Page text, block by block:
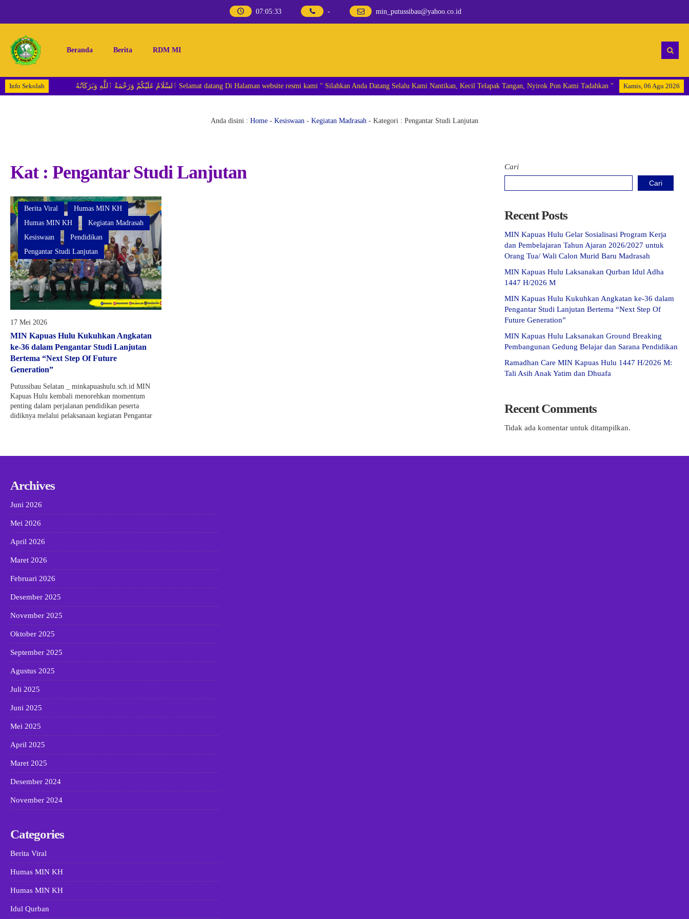
07:05:34 - min_putussibau@yahoo.co.id
Beranda Berita RDM MI
Info Sekolah Kamis, 06 Agu 2026 ٱلسَّلَامُ عَلَيْكُمْ وَرَحْمَةُ ٱللَّٰهِ وَبَرَكَاتُهُ Selamat datang Di Halaman website resmi kami " Silahkan Anda Datang Selalu Kami Nantikan, Kecil Telapak Tangan, Nyirok Pon Kami Tadahkan "
Anda disini : Home - Kesiswaan - Kegiatan Madrasah - Kategori : Pengantar Studi Lanjutan
Kat : Pengantar Studi Lanjutan
Berita Viral
Humas MIN KH
Humas MIN KH
Kegiatan Madrasah
Kesiswaan
Pendidikan
Pengantar Studi Lanjutan
17 Mei 2026
MIN Kapuas Hulu Kukuhkan Angkatan
ke-36 dalam Pengantar Studi Lanjutan
Bertema “Next Step Of Future
Generation”
Putussibau Selatan _ minkapuashulu.sch.id MIN
Kapuas Hulu kembali menorehkan momentum
penting dalam perjalanan pendidikan peserta
didiknya melalui pelaksanaan kegiatan Pengantar
Cari
Cari
Recent Posts
MIN Kapuas Hulu Gelar Sosialisasi Program Kerja
dan Pembelajaran Tahun Ajaran 2026/2027 untuk
Orang Tua/ Wali Calon Murid Baru Madrasah
MIN Kapuas Hulu Laksanakan Qurban Idul Adha
1447 H/2026 M
MIN Kapuas Hulu Kukuhkan Angkatan ke-36 dalam
Pengantar Studi Lanjutan Bertema “Next Step Of
Future Generation”
MIN Kapuas Hulu Laksanakan Ground Breaking
Pembangunan Gedung Belajar dan Sarana Pendidikan
Ramadhan Care MIN Kapuas Hulu 1447 H/2026 M:
Tali Asih Anak Yatim dan Dhuafa
Recent Comments
Tidak ada komentar untuk ditampilkan.
Archives
Juni 2026
Mei 2026
April 2026
Maret 2026
Februari 2026
Desember 2025
November 2025
Oktober 2025
September 2025
Agustus 2025
Juli 2025
Juni 2025
Mei 2025
April 2025
Maret 2025
Desember 2024
November 2024
Categories
Berita Viral
Humas MIN KH
Humas MIN KH
Idul Qurban